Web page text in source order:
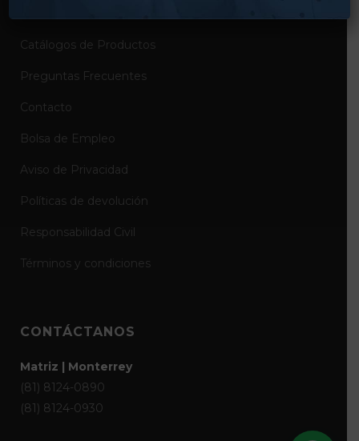
Catálogos de Productos
Preguntas Frecuentes
Contacto
Bolsa de Empleo
Aviso de Privacidad
Políticas de devolución
Responsabilidad Civil
Términos y condiciones
CONTÁCTANOS
Matriz | Monterrey
(81) 8124-0890
(81) 8124-0930